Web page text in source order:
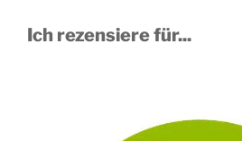
Ich rezensiere für...